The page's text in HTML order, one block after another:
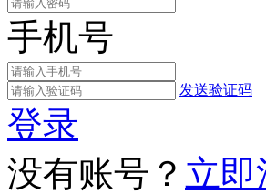
手机号
发送验证码
登录
没有账号？ 立即